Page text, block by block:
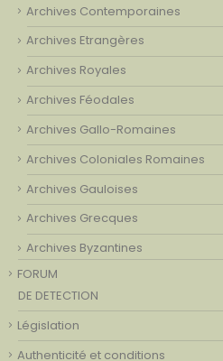
Archives Contemporaines
Archives Etrangères
Archives Royales
Archives Féodales
Archives Gallo-Romaines
Archives Coloniales Romaines
Archives Gauloises
Archives Grecques
Archives Byzantines
FORUM
DE DETECTION
Législation
Authenticité et conditions